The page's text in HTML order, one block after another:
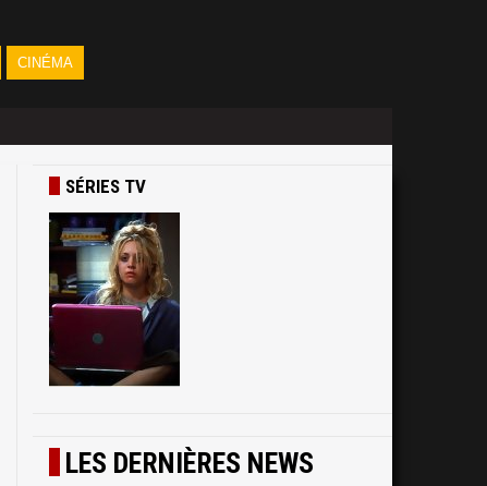
CINÉMA
SÉRIES TV
LES DERNIÈRES NEWS